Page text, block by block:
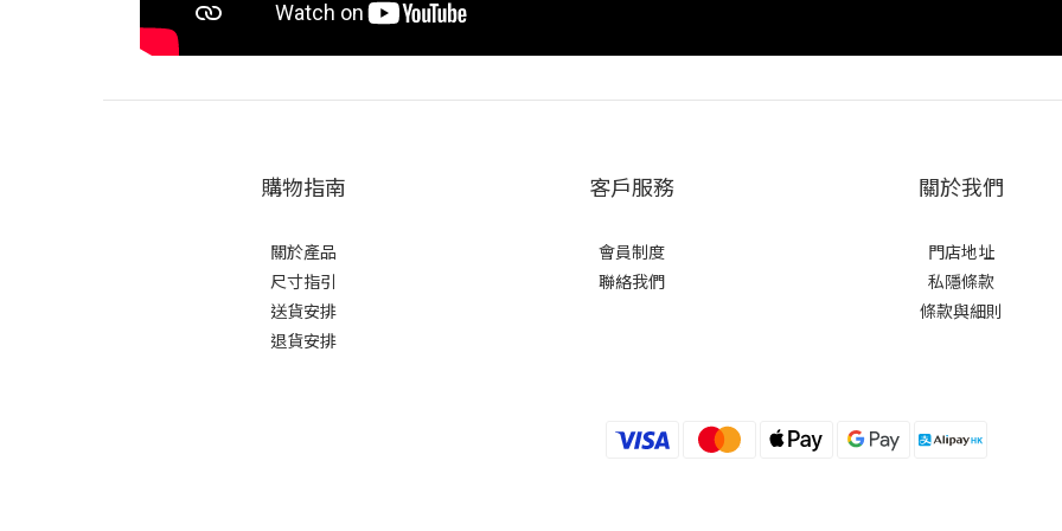
購物指南
關於產品
尺寸指引
送貨安排
退貨安排
客戶服務
會員制度
聯絡我們
關於我們
門店地址
私隱條款
條款與細則